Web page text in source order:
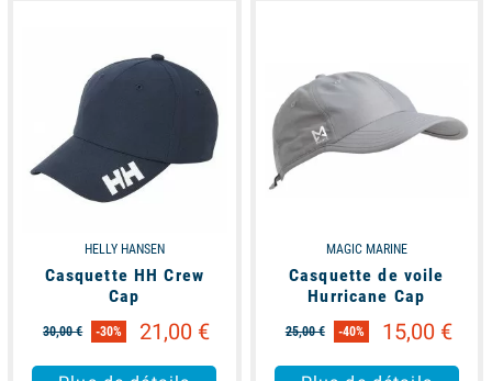
HELLY HANSEN
Casquette HH Crew
Cap
30,00 € -30% 21,00 €
MAGIC MARINE
Casquette de voile
Hurricane Cap
25,00 € -40% 15,00 €